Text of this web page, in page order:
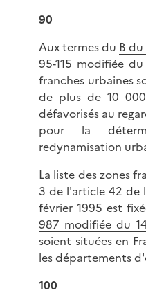
90
Aux termes du B
95-115 modifiée
franches urbaines
de plus de 10
défavorisés au
pour la
redynamisation
La liste des zones
3 de l'article 42 de
février 1995 est
987 modifiée du
soient situées en
les départements
100